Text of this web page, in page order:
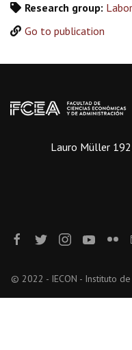
Research group:
Go to publication
Lauro Müller
© 2022 - IECON - Instituto